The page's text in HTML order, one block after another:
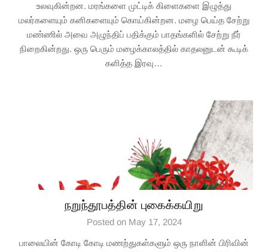
உலவுகின்றன. மரங்களை முட்டிக் கிளைகளை இழுத்து
மலர்களையும் கனிகளையும் கொய்கின்றன. மழை பெய்த சேற்று
மண்ணில் அவை அழுந்திப் பதிக்கும் பாதங்களில் சேற்று நீர்
நிறைகின்றது. ஒரு பெரும் மழைக்காலத்தில் காதலனுடன் கூடிக்
களித்த இரவு…
நறுந்தூபத்தின் புகைக்கயிறு
Posted on May 17, 2024
பாலையின் கோடி கோடி மணற்துகள்களும் ஒரு நாளின் பிரிவின்